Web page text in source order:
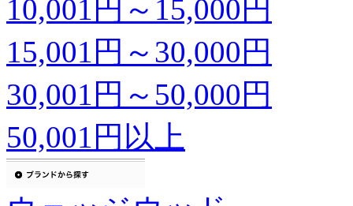
10,001円～15,000円
15,001円～30,000円
30,001円～50,000円
50,001円以上